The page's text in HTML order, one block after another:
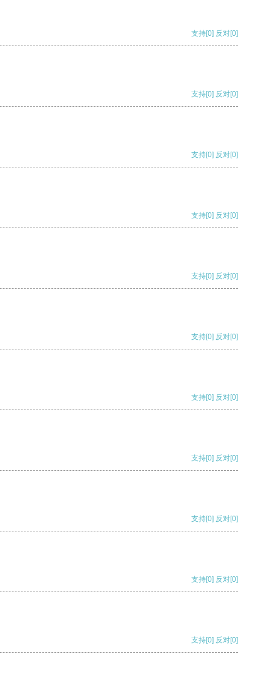
支持[0] 反对[0]
支持[0] 反对[0]
支持[0] 反对[0]
支持[0] 反对[0]
支持[0] 反对[0]
支持[0] 反对[0]
支持[0] 反对[0]
支持[0] 反对[0]
支持[0] 反对[0]
支持[0] 反对[0]
支持[0] 反对[0]